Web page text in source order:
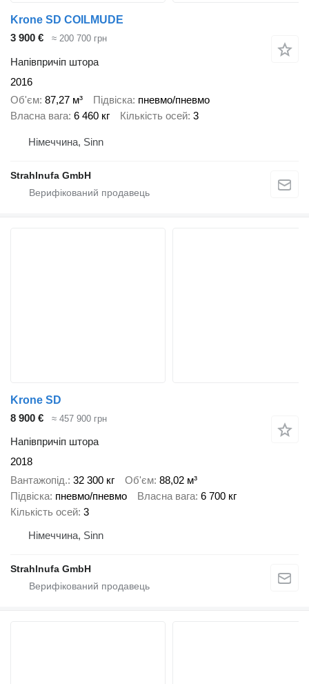
Krone SD COILMUDE
3 900 €
≈ 200 700 грн
Напівпричіп штора
2016
Об'єм 87,27 м³ Підвіска пневмо/пневмо
Власна вага 6 460 кг Кількість осей 3
Німеччина, Sinn
Strahlnufa GmbH
Krone SD
8 900 €
≈ 457 900 грн
Напівпричіп штора
2018
Вантажопід. 32 300 кг Об'єм 88,02 м³
Підвіска пневмо/пневмо Власна вага 6 700 кг
Кількість осей 3
Німеччина, Sinn
Strahlnufa GmbH